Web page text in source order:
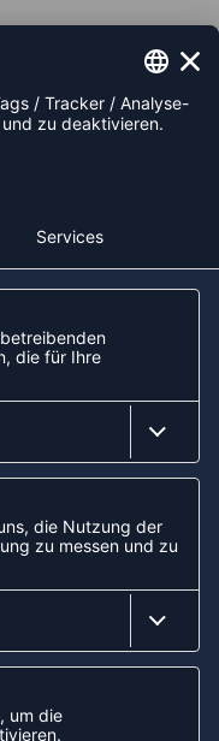
VERPASSE KEINE